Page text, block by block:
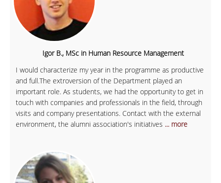
Igor B., MSc in Human Resource Management
I would characterize my year in the programme as productive
and full.The extroversion of the Department played an
important role. As students, we had the opportunity to get in
touch with companies and professionals in the field, through
visits and company presentations. Contact with the external
environment, the alumni association's initiatives ... more